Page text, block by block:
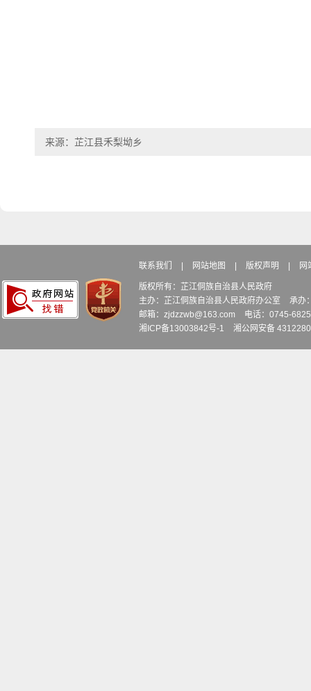
来源：芷江县禾梨坳乡
联系我们 网站地图 版权声明 网
版权所有：芷江侗族自治县人民政府
主办：芷江侗族自治县人民政府办公室
承办
邮箱：zjdzzwb@163.com
电话：0745-
湘ICP备13003842号-1
湘公网安备